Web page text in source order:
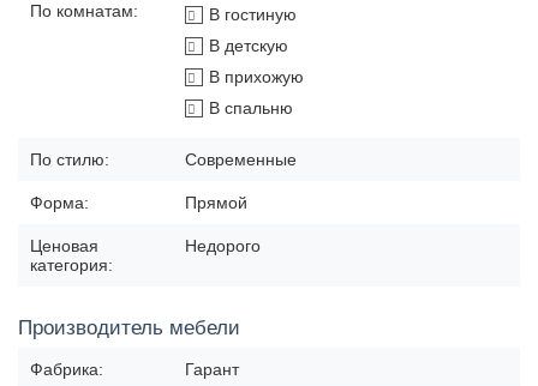
По комнатам:
В гостиную
В детскую
В прихожую
В спальню
По стилю: Современные
Форма: Прямой
Ценовая
категория:
Недорого
Производитель мебели
Фабрика: Гарант